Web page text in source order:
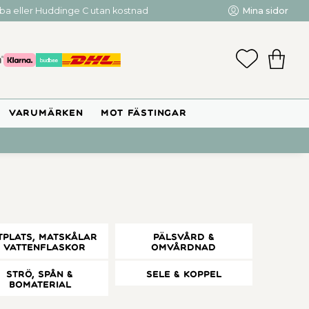
eller Huddinge C utan kostnad Mina sidor
VARUMÄRKEN MOT FÄSTINGAR
Matskålar
Vattenflaskor
Pälsvård &
Omvårdnad
Strö, Spån &
Bomaterial
Sele & koppel